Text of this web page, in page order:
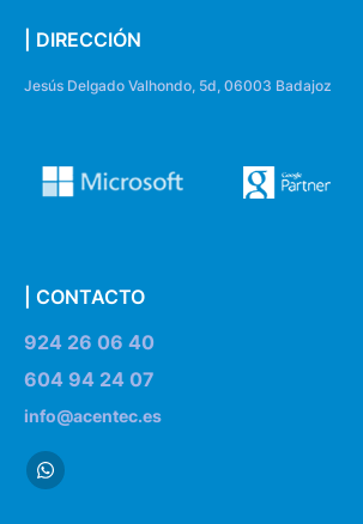
| DIRECCIÓN
Jesús Delgado Valhondo, 5d, 06003 Badajoz
| CONTACTO
924 26 06 40
604 94 24 07
info@acentec.es